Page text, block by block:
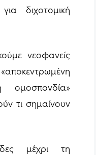
διχοτομική
νεοφανείς
ομοσπονδία»
τι σημαίνουν
μέχρι τη